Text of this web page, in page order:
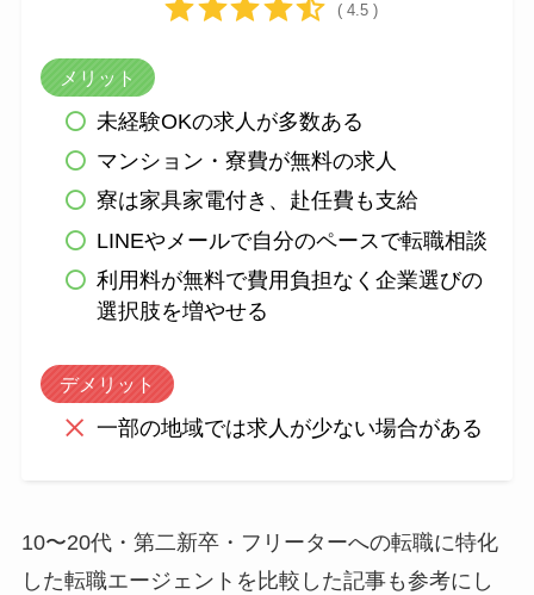
( 4.5 )
メリット
未経験OKの求人が多数ある
マンション・寮費が無料の求人
寮は家具家電付き、赴任費も支給
LINEやメールで自分のペースで転職相談
利用料が無料で費用負担なく企業選びの
選択肢を増やせる
デメリット
一部の地域では求人が少ない場合がある
10〜20代・第二新卒・フリーターへの転職に特化
した転職エージェントを比較した記事も参考にし